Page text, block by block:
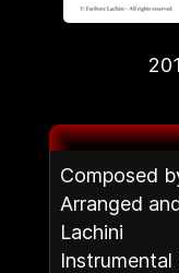
Composed
Arranged
Lachini
Instrumental